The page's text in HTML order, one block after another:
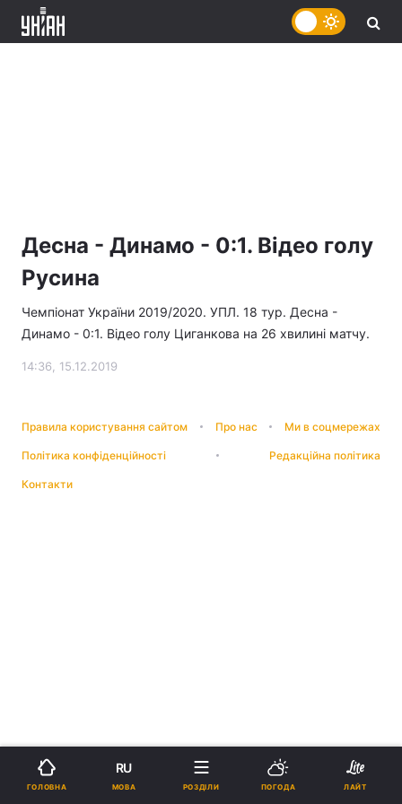
Десна - Динамо - 0:1. Відео голу
Русина
Чемпіонат України 2019/2020. УПЛ. 18 тур. Десна -
Динамо - 0:1. Відео голу Циганкова на 26 хвилині матчу.
14:36, 15.12.2019
Правила користування сайтом Про нас Ми в соцмережах
Політика конфіденційності Редакційна політика
Контакти
ГОЛОВНА
RU
МОВА РОЗДІЛИ ПОГОДА ЛАЙТ